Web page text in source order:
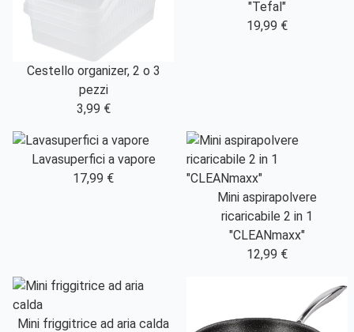
Cestello organizer, 2 o 3
pezzi
3,99 €
"Tefal"
19,99 €
Lavasuperfici a vapore
17,99 €
Mini aspirapolvere
ricaricabile 2 in 1
"CLEANmaxx"
12,99 €
Mini friggitrice ad aria calda